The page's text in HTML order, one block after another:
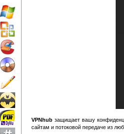
VPNhub защищает вашу
сайтам и потоковой передаче из